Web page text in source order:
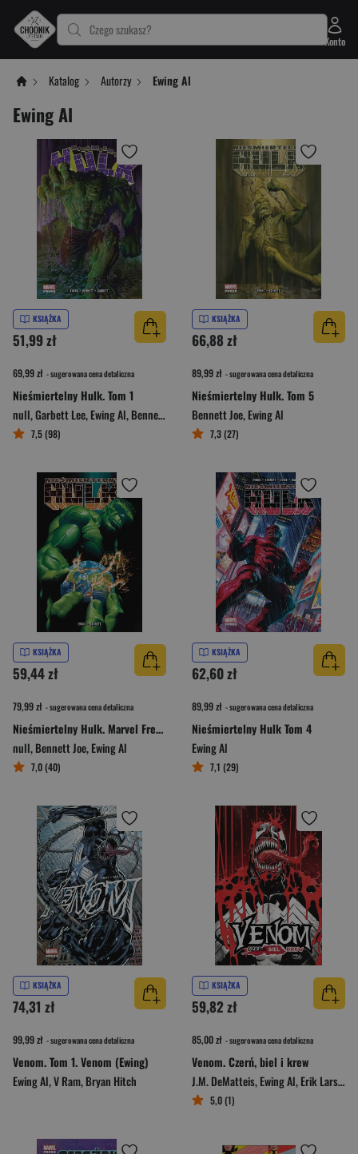
Czego szukasz?
Konto
Katalog Autorzy Ewing Al
Ewing Al
KSIĄŻKA
51,99 zł
69,99 zł - sugerowana cena detaliczna
Nieśmiertelny Hulk. Tom 1
null,Garbett Lee,Ewing Al,Bennett Joe
7,5 (98)
KSIĄŻKA
66,88 zł
89,99 zł - sugerowana cena detaliczna
Nieśmiertelny Hulk. Tom 5
Bennett Joe,Ewing Al
7,3 (27)
KSIĄŻKA
59,44 zł
79,99 zł - sugerowana cena detaliczna
Nieśmiertelny Hulk. Marvel Fresh. Tom 3
null,Bennett Joe,Ewing Al
7,0 (40)
KSIĄŻKA
62,60 zł
89,99 zł - sugerowana cena detaliczna
Nieśmiertelny Hulk Tom 4
Ewing Al
7,1 (29)
KSIĄŻKA
74,31 zł
99,99 zł - sugerowana cena detaliczna
Venom. Tom 1. Venom (Ewing)
Ewing Al,V Ram,Bryan Hitch
KSIĄŻKA
59,82 zł
85,00 zł - sugerowana cena detaliczna
Venom. Czerń, biel i krew
J.M. DeMatteis,Ewing Al,Erik Larsen
5,0 (1)